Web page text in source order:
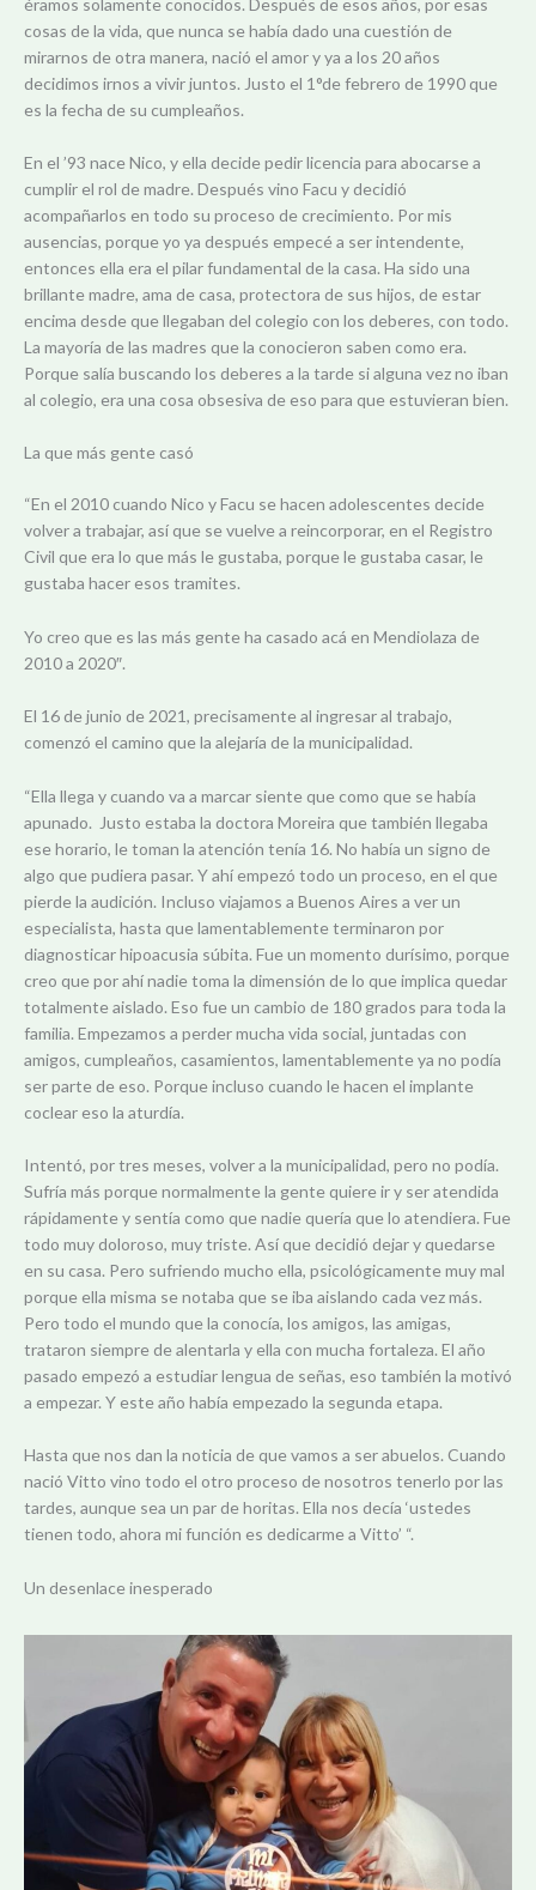
cosas de la vida, que nunca se había dado una cuestión de
mirarnos de otra manera, nació el amor y ya a los 20 años
decidimos irnos a vivir juntos. Justo el 1°de febrero de 1990 que
es la fecha de su cumpleaños.
En el ’93 nace Nico, y ella decide pedir licencia para abocarse a
cumplir el rol de madre. Después vino Facu y decidió
acompañarlos en todo su proceso de crecimiento. Por mis
ausencias, porque yo ya después empecé a ser intendente,
entonces ella era el pilar fundamental de la casa. Ha sido una
brillante madre, ama de casa, protectora de sus hijos, de estar
encima desde que llegaban del colegio con los deberes, con todo.
La mayoría de las madres que la conocieron saben como era.
Porque salía buscando los deberes a la tarde si alguna vez no iban
al colegio, era una cosa obsesiva de eso para que estuvieran bien.
La que más gente casó
“En el 2010 cuando Nico y Facu se hacen adolescentes decide
volver a trabajar, así que se vuelve a reincorporar, en el Registro
Civil que era lo que más le gustaba, porque le gustaba casar, le
gustaba hacer esos tramites.
Yo creo que es las más gente ha casado acá en Mendiolaza de
2010 a 2020″.
El 16 de junio de 2021, precisamente al ingresar al trabajo,
comenzó el camino que la alejaría de la municipalidad.
“Ella llega y cuando va a marcar siente que como que se había
apunado. Justo estaba la doctora Moreira que también llegaba
ese horario, le toman la atención tenía 16. No había un signo de
algo que pudiera pasar. Y ahí empezó todo un proceso, en el que
pierde la audición. Incluso viajamos a Buenos Aires a ver un
especialista, hasta que lamentablemente terminaron por
diagnosticar hipoacusia súbita. Fue un momento durísimo, porque
creo que por ahí nadie toma la dimensión de lo que implica quedar
totalmente aislado. Eso fue un cambio de 180 grados para toda la
familia. Empezamos a perder mucha vida social, juntadas con
amigos, cumpleaños, casamientos, lamentablemente ya no podía
ser parte de eso. Porque incluso cuando le hacen el implante
coclear eso la aturdía.
Intentó, por tres meses, volver a la municipalidad, pero no podía.
Sufría más porque normalmente la gente quiere ir y ser atendida
rápidamente y sentía como que nadie quería que lo atendiera. Fue
todo muy doloroso, muy triste. Así que decidió dejar y quedarse
en su casa. Pero sufriendo mucho ella, psicológicamente muy mal
porque ella misma se notaba que se iba aislando cada vez más.
Pero todo el mundo que la conocía, los amigos, las amigas,
trataron siempre de alentarla y ella con mucha fortaleza. El año
pasado empezó a estudiar lengua de señas, eso también la motivó
a empezar. Y este año había empezado la segunda etapa.
Hasta que nos dan la noticia de que vamos a ser abuelos. Cuando
nació Vitto vino todo el otro proceso de nosotros tenerlo por las
tardes, aunque sea un par de horitas. Ella nos decía ‘ustedes
tienen todo, ahora mi función es dedicarme a Vitto’ “.
Un desenlace inesperado